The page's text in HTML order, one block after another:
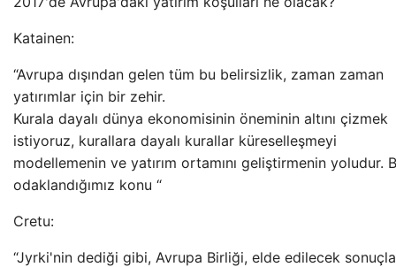
Katainen:
“Avrupa dışından gelen tüm bu belirsizlik, zaman zaman
yatırımlar için bir zehir.
Kurala dayalı dünya ekonomisinin öneminin altını çizmek
istiyoruz, kurallara dayalı kurallar küreselleşmeyi
modellemenin ve yatırım ortamını geliştirmenin yoludur.
odaklandığımız konu “
Cretu:
“Jyrki'nin dediği gibi, Avrupa Birliği, elde edilecek